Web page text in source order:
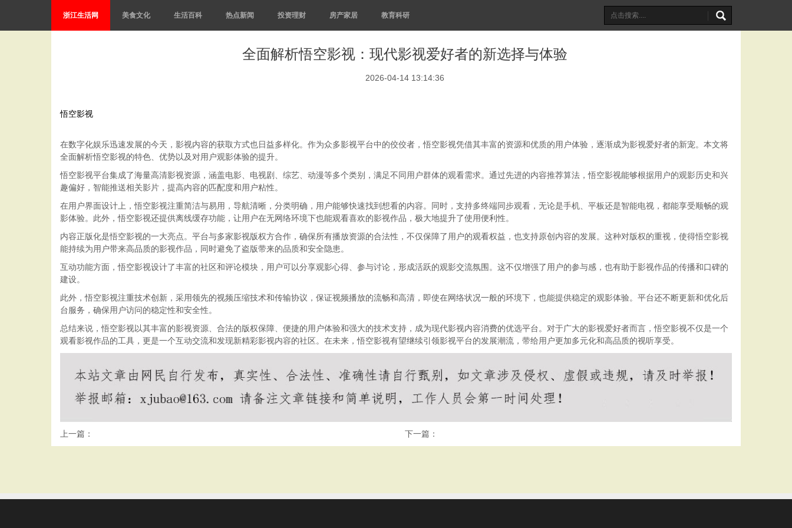
浙江生活网 美食文化 生活百科 热点新闻 投资理财 房产家居 教育科研
全面解析悟空影视：现代影视爱好者的新选择与体验
2026-04-14 13:14:36
悟空影视
在数字化娱乐迅速发展的今天，影视内容的获取方式也日益多样化。作为众多影视平台中的佼佼者，悟空影视凭借其丰富的资源和优质的用户体验，逐渐成为影视爱好者的新宠。本文将
全面解析悟空影视的特色、优势以及对用户观影体验的提升。
悟空影视平台集成了海量高清影视资源，涵盖电影、电视剧、综艺、动漫等多个类别，满足不同用户群体的观看需求。通过先进的内容推荐算法，悟空影视能够根据用户的观影历史和兴
趣偏好，智能推送相关影片，提高内容的匹配度和用户粘性。
在用户界面设计上，悟空影视注重简洁与易用，导航清晰，分类明确，用户能够快速找到想看的内容。同时，支持多终端同步观看，无论是手机、平板还是智能电视，都能享受顺畅的观
影体验。此外，悟空影视还提供离线缓存功能，让用户在无网络环境下也能观看喜欢的影视作品，极大地提升了使用便利性。
内容正版化是悟空影视的一大亮点。平台与多家影视版权方合作，确保所有播放资源的合法性，不仅保障了用户的观看权益，也支持原创内容的发展。这种对版权的重视，使得悟空影视
能持续为用户带来高品质的影视作品，同时避免了盗版带来的品质和安全隐患。
互动功能方面，悟空影视设计了丰富的社区和评论模块，用户可以分享观影心得、参与讨论，形成活跃的观影交流氛围。这不仅增强了用户的参与感，也有助于影视作品的传播和口碑的
建设。
此外，悟空影视注重技术创新，采用领先的视频压缩技术和传输协议，保证视频播放的流畅和高清，即使在网络状况一般的环境下，也能提供稳定的观影体验。平台还不断更新和优化后
台服务，确保用户访问的稳定性和安全性。
总结来说，悟空影视以其丰富的影视资源、合法的版权保障、便捷的用户体验和强大的技术支持，成为现代影视内容消费的优选平台。对于广大的影视爱好者而言，悟空影视不仅是一个
观看影视作品的工具，更是一个互动交流和发现新精彩影视内容的社区。在未来，悟空影视有望继续引领影视平台的发展潮流，带给用户更加多元化和高品质的视听享受。
上一篇： 下一篇：